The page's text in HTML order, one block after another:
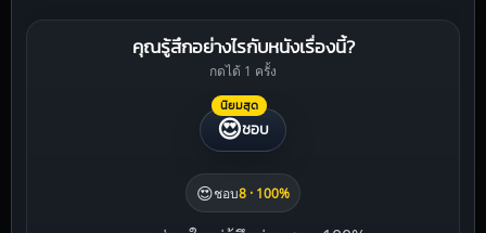
คุณรู้สึกอย่างไรกับหนังเรื่องนี้?
กดได้ 1 ครั้ง
นิยมสุด
😍ชอบ
😍ชอบ8 · 100%